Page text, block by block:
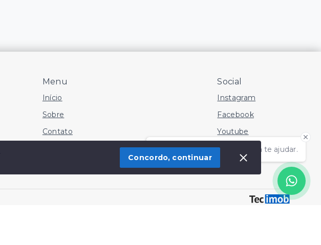
Olá! Estamos disponíveis para te ajudar.
Menu
Início
Sobre
Contato
Social
Instagram
Facebook
Youtube
Concordo, continuar